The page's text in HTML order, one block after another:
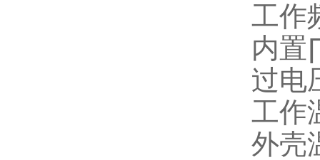
工作
内置
过电
工作
外壳